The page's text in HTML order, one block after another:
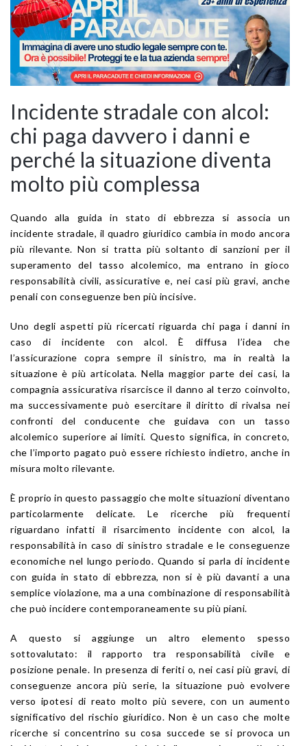
Incidente stradale con alcol:
chi paga davvero i danni e
perché la situazione diventa
molto più complessa
Quando alla guida in stato di ebbrezza si associa un
incidente stradale, il quadro giuridico cambia in modo ancora
più rilevante. Non si tratta più soltanto di sanzioni per il
superamento del tasso alcolemico, ma entrano in gioco
responsabilità civili, assicurative e, nei casi più gravi, anche
penali con conseguenze ben più incisive.
Uno degli aspetti più ricercati riguarda chi paga i danni in
caso di incidente con alcol. È diffusa l’idea che
l’assicurazione copra sempre il sinistro, ma in realtà la
situazione è più articolata. Nella maggior parte dei casi, la
compagnia assicurativa risarcisce il danno al terzo coinvolto,
ma successivamente può esercitare il diritto di rivalsa nei
confronti del conducente che guidava con un tasso
alcolemico superiore ai limiti. Questo significa, in concreto,
che l’importo pagato può essere richiesto indietro, anche in
misura molto rilevante.
È proprio in questo passaggio che molte situazioni diventano
particolarmente delicate. Le ricerche più frequenti
riguardano infatti il risarcimento incidente con alcol, la
responsabilità in caso di sinistro stradale e le conseguenze
economiche nel lungo periodo. Quando si parla di incidente
con guida in stato di ebbrezza, non si è più davanti a una
semplice violazione, ma a una combinazione di responsabilità
che può incidere contemporaneamente su più piani.
A questo si aggiunge un altro elemento spesso
sottovalutato: il rapporto tra responsabilità civile e
posizione penale. In presenza di feriti o, nei casi più gravi, di
conseguenze ancora più serie, la situazione può evolvere
verso ipotesi di reato molto più severe, con un aumento
significativo del rischio giuridico. Non è un caso che molte
ricerche si concentrino su cosa succede se si provoca un